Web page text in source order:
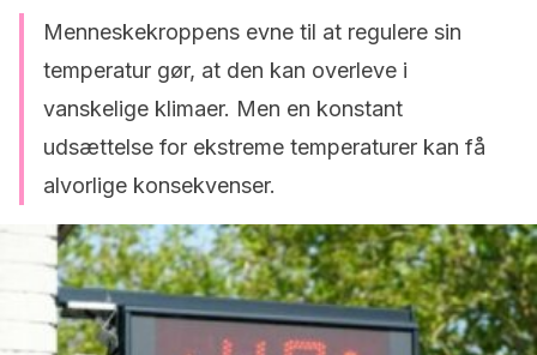
Menneskekroppens evne til at regulere sin
temperatur gør, at den kan overleve i
vanskelige klimaer. Men en konstant
udsættelse for ekstreme temperaturer kan få
alvorlige konsekvenser.